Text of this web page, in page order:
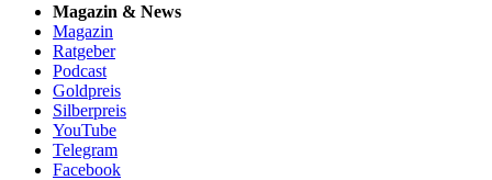
Magazin & News
Magazin
Ratgeber
Podcast
Goldpreis
Silberpreis
YouTube
Telegram
Facebook